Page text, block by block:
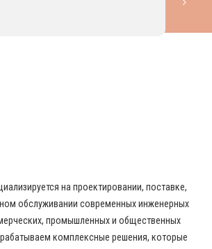
на проектировании, поставке,
обслуживании современных инженерных
промышленных и общественных
комплексные решения, которые